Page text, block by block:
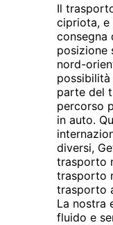
Il
cipriota, e
consegna
posizione
nord-
parte del
percorso
in auto.
diversi,
trasporto
trasporto
trasporto
La nostra
fluido e